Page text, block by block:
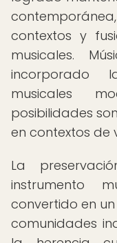
contextos y
musicales.
incorporado
musicales
posibilidades
en contextos de
La
instrumento
convertido en
comunidades